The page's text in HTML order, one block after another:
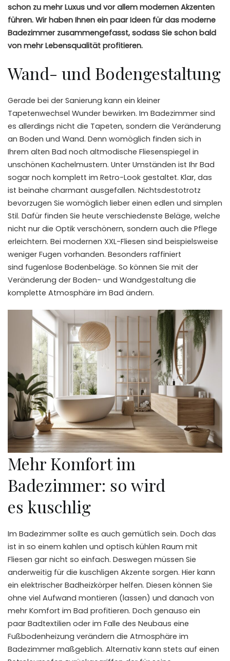
schon zu mehr Luxus und vor allem modernen Akzenten
führen. Wir haben Ihnen ein paar Ideen für das moderne
Badezimmer zusammengefasst, sodass Sie schon bald
von mehr Lebensqualität profitieren.
Wand- und Bodengestaltung
Gerade bei der Sanierung kann ein kleiner
Tapetenwechsel Wunder bewirken. Im Badezimmer sind
es allerdings nicht die Tapeten, sondern die Veränderung
an Boden und Wand. Denn womöglich finden sich in
Ihrem alten Bad noch altmodische Fliesenspiegel in
unschönen Kachelmustern. Unter Umständen ist Ihr Bad
sogar noch komplett im Retro-Look gestaltet. Klar, das
ist beinahe charmant ausgefallen. Nichtsdestotrotz
bevorzugen Sie womöglich lieber einen edlen und simplen
Stil. Dafür finden Sie heute verschiedenste Beläge, welche
nicht nur die Optik verschönern, sondern auch die Pflege
erleichtern. Bei modernen XXL-Fliesen sind beispielsweise
weniger Fugen vorhanden. Besonders raffiniert
sind fugenlose Bodenbeläge. So können Sie mit der
Veränderung der Boden- und Wandgestaltung die
komplette Atmosphäre im Bad ändern.
Mehr Komfort im
Badezimmer: so wird
es kuschlig
Im Badezimmer sollte es auch gemütlich sein. Doch das
ist in so einem kahlen und optisch kühlen Raum mit
Fliesen gar nicht so einfach. Deswegen müssen Sie
anderweitig für die kuschligen Akzente sorgen. Hier kann
ein elektrischer Badheizkörper helfen. Diesen können Sie
ohne viel Aufwand montieren (lassen) und danach von
mehr Komfort im Bad profitieren. Doch genauso ein
paar Badtextilien oder im Falle des Neubaus eine
Fußbodenheizung verändern die Atmosphäre im
Badezimmer maßgeblich. Alternativ kann stets auf einen